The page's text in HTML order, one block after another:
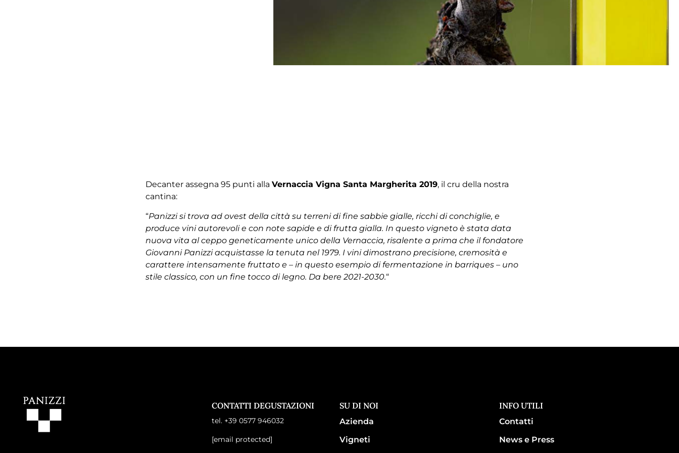
Decanter assegna 95 punti alla Vernaccia Vigna Santa Margherita 2019, il cru della nostra
cantina:
“Panizzi si trova ad ovest della città su terreni di fine sabbie gialle, ricchi di conchiglie, e
produce vini autorevoli e con note sapide e di frutta gialla. In questo vigneto è stata data
nuova vita al ceppo geneticamente unico della Vernaccia, risalente a prima che il fondatore
Giovanni Panizzi acquistasse la tenuta nel 1979. I vini dimostrano precisione, cremosità e
carattere intensamente fruttato e – in questo esempio di fermentazione in barriques – uno
stile classico, con un fine tocco di legno. Da bere 2021-2030.“
CONTATTI DEGUSTAZIONI
tel. +39 0577 946032
[email protected]
SU DI NOI
Azienda
Vigneti
INFO UTILI
Contatti
News e Press